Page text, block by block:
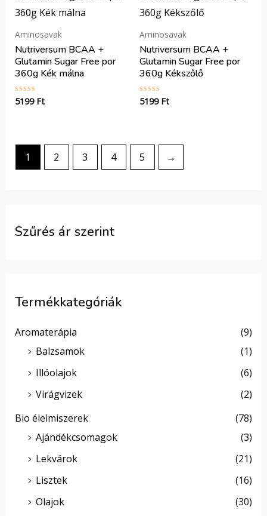
Szűrés ár szerint
Termékkategóriák
Aromaterápia
(9)
Balzsamok
(1)
Illóolajok
(6)
Virágvizek
(2)
Bio élelmiszerek
(78)
Ajándékcsomagok
(3)
Lekvárok
(21)
Lisztek
(16)
Olajok
(30)
Aminosavak
Nutriversum BCAA +
Glutamin Sugar Free por
360g Kék málna
Értékelés:
5199 Ft
Aminosavak
Nutriversum BCAA +
Glutamin Sugar Free por
360g Kékszőlő
Értékelés:
5199 Ft
1 2 3 4 5 →